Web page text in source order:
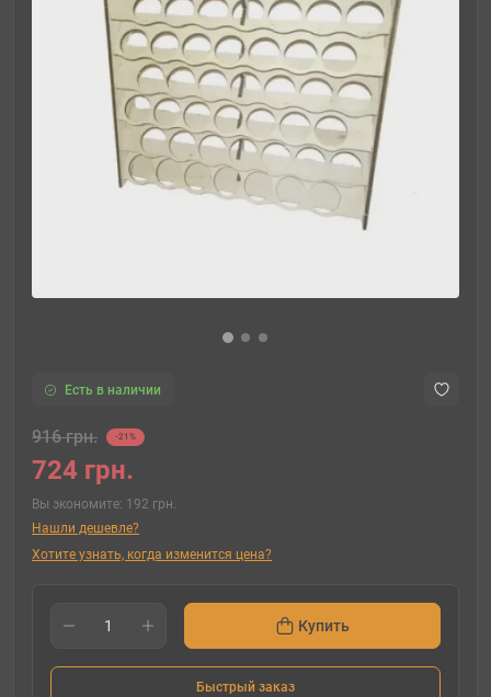
Есть в наличии
916 грн. -21%
724 грн.
Вы экономите: 192 грн.
Нашли дешевле?
Хотите узнать, когда изменится цена?
Купить
Быстрый заказ